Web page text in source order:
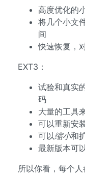
高度优化的
将几个小文
间
快速恢复，
EXT3：
试验和真实
码
大量的工具
可以重新安
可以缩小和
最新版本可
所以你看，每个